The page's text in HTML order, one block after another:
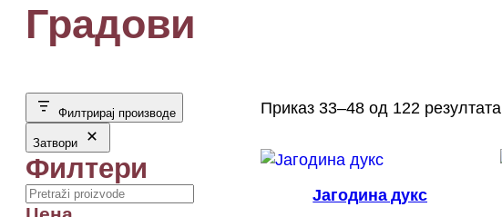
Градови
Филтрирај производе
Затвори
Филтери
Search
Приказ 33–48 од 122 резултата
Јагодина дукс